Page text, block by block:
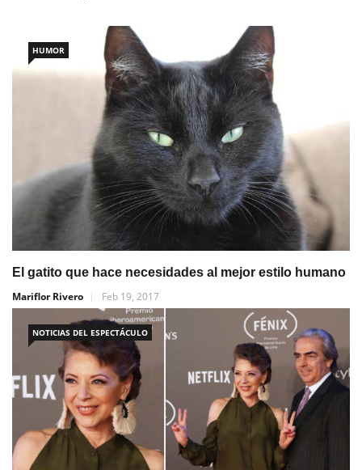
HUMOR
El gatito que hace necesidades al mejor estilo humano
Mariflor Rivero
Feb 19, 2017
NOTICIAS DEL ESPECTÁCULO